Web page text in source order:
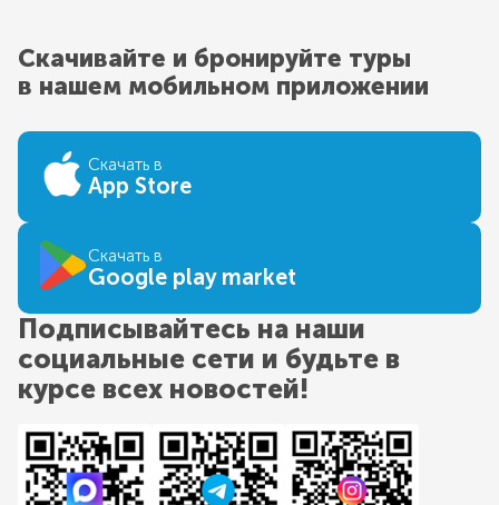
Скачивайте и бронируйте туры
в нашем мобильном приложении
Скачать в
App Store
Скачать в
Google play market
Подписывайтесь на наши
социальные сети и будьте в
курсе всех новостей!